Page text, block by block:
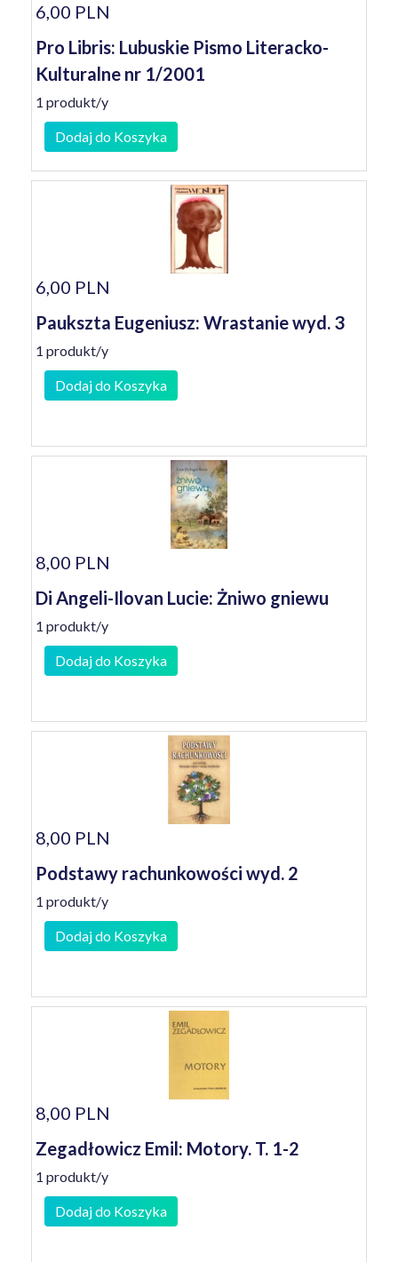
6,00 PLN
Pro Libris: Lubuskie Pismo Literacko-
Kulturalne nr 1/2001
1 produkt/y
Dodaj do Koszyka
6,00 PLN
Paukszta Eugeniusz: Wrastanie wyd. 3
1 produkt/y
Dodaj do Koszyka
8,00 PLN
Di Angeli-Ilovan Lucie: Żniwo gniewu
1 produkt/y
Dodaj do Koszyka
8,00 PLN
Podstawy rachunkowości wyd. 2
1 produkt/y
Dodaj do Koszyka
8,00 PLN
Zegadłowicz Emil: Motory. T. 1-2
1 produkt/y
Dodaj do Koszyka